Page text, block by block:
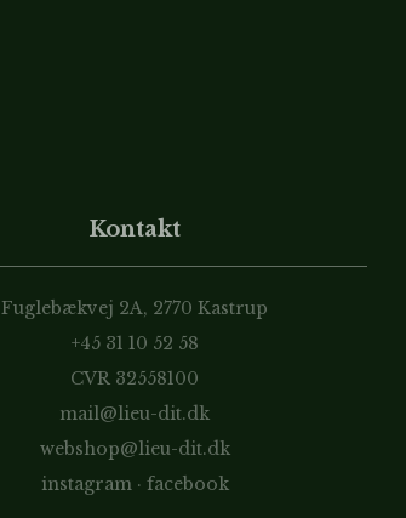
Kontakt
Fuglebækvej 2A, 2770 Kastrup
+45 31 10 52 58
CVR 32558100
mail@lieu-dit.dk
webshop@lieu-dit.dk
instagram· facebook